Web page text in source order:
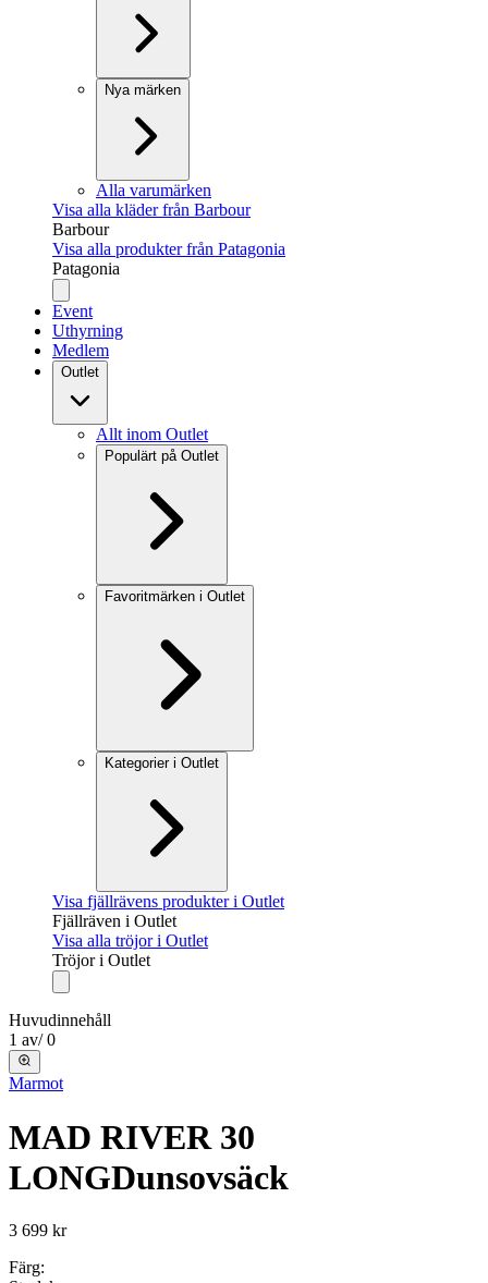
Nya märken
Alla varumärken
Visa alla kläder från Barbour
Barbour
Visa alla produkter från Patagonia
Patagonia
Event
Uthyrning
Medlem
Outlet
Allt inom Outlet
Populärt på Outlet
Favoritmärken i Outlet
Kategorier i Outlet
Visa fjällrävens produkter i Outlet
Fjällräven i Outlet
Visa alla tröjor i Outlet
Tröjor i Outlet
Huvudinnehåll
1 av/ 0
Marmot
MAD RIVER 30
LONGDunsovsäck
3 699 kr
Färg: